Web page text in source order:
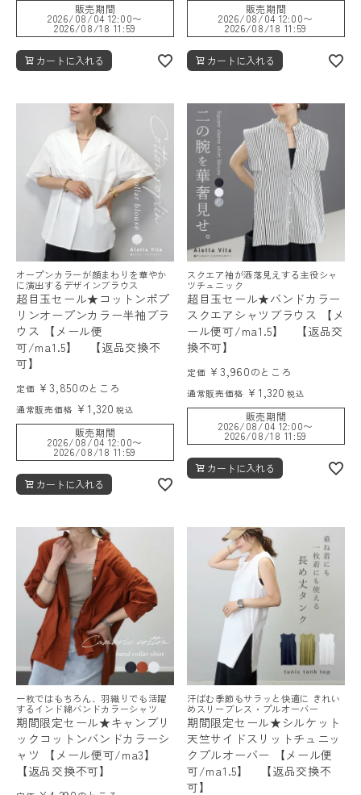
販売期間
2026/08/04 12:00〜
2026/08/18 11:59
カートに入れる
販売期間
2026/08/04 12:00〜
2026/08/18 11:59
カートに入れる
オープンカラーが顔まわりを華やか
に演出するデザインブラウス
超目玉セール★コットンポプ
リンオープンカラー半袖ブラ
ウス 【メール便
可/ma1.5】 【返品交換不
可】
定価 ¥3,850のところ
通常販売価格 ¥ 1,320 税込
販売期間
2026/08/04 12:00〜
2026/08/18 11:59
カートに入れる
スクエア袖が洒落見えする主役シャ
ツチュニック
超目玉セール★バンドカラー
スクエアシャツブラウス 【メ
ール便可/ma1.5】 【返品交
換不可】
定価 ¥3,960のところ
通常販売価格 ¥ 1,320 税込
販売期間
2026/08/04 12:00〜
2026/08/18 11:59
カートに入れる
一枚ではもちろん、羽織りでも活躍
するインド綿バンドカラーシャツ
期間限定セール★キャンブリ
ックコットンバンドカラーシ
ャツ 【メール便可/ma3】
【返品交換不可】
汗ばむ季節もサラッと快適に きれい
めスリーブレス・プルオーバー
期間限定セール★シルケット
天竺サイドスリットチュニッ
クプルオーバー 【メール便
可/ma1.5】 【返品交換不
可】